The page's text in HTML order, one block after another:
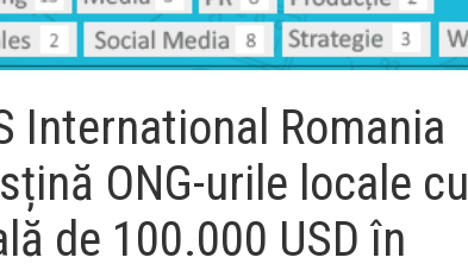
International Romania
ONG-urile locale cu
de 100.000 USD în